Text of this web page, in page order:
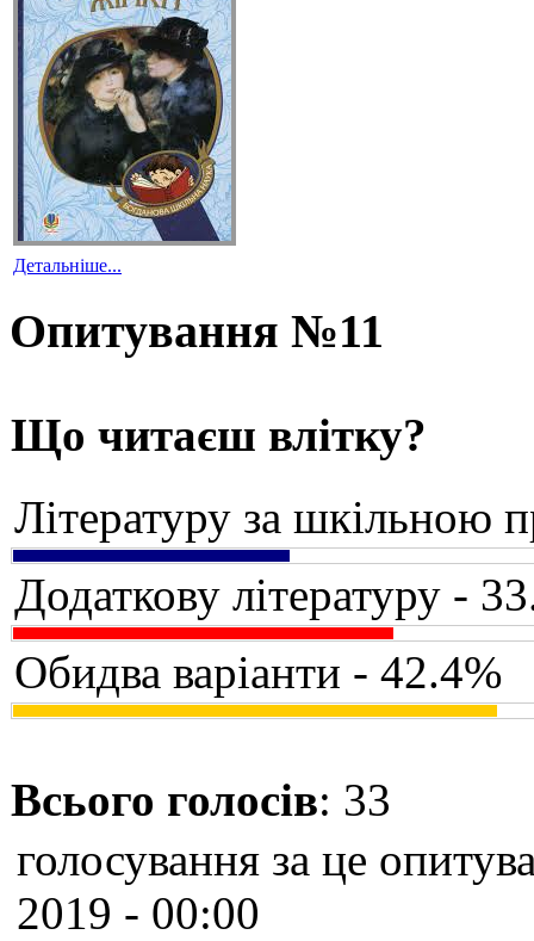
Детальніше...
Опитування №11
Що читаєш влітку?
Літературу за шкільною
Додаткову літературу -
Обидва варіанти - 42.4%
Всього голосів: 33
голосування за це
2019 - 00:00